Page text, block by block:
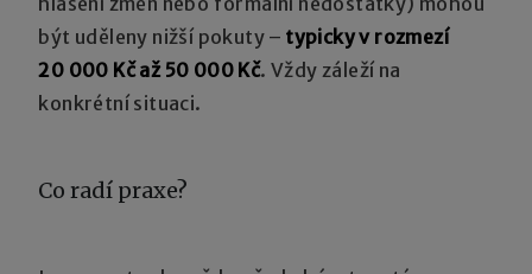
být uděleny nižší pokuty – typicky v rozmezí
20 000 Kč až 50 000 Kč. Vždy záleží na
konkrétní situaci.
Co radí praxe?